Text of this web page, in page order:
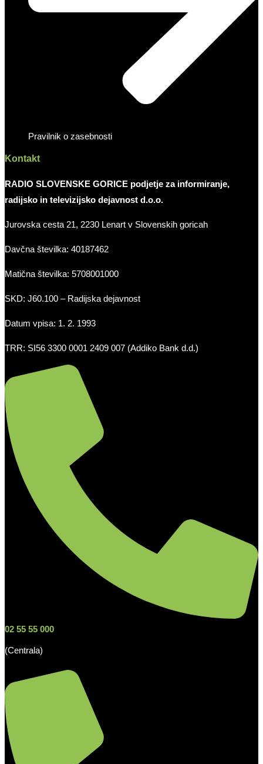
Pravilnik o zasebnosti
Kontakt
RADIO SLOVENSKE GORICE podjetje za informiranje,
radijsko in televizijsko dejavnost d.o.o.
Jurovska cesta 21, 2230 Lenart v Slovenskih goricah
Davčna številka: 40187462
Matična številka: 5708001000
SKD: J60.100 – Radijska dejavnost
Datum vpisa: 1. 2. 1993
TRR: SI56 3300 0001 2409 007 (Addiko Bank d.d.)
02 55 55 000
(Centrala)